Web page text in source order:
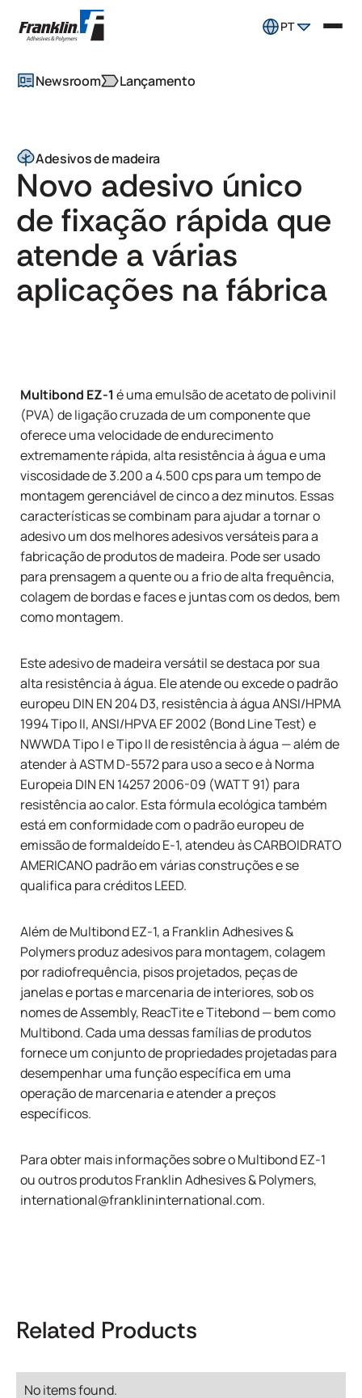
PT
Newsroom Lançamento
Adesivos de madeira
Novo adesivo único
de fixação rápida que
atende a várias
aplicações na fábrica
Multibond EZ-1 é uma emulsão de acetato de polivinil
(PVA) de ligação cruzada de um componente que
oferece uma velocidade de endurecimento
extremamente rápida, alta resistência à água e uma
viscosidade de 3.200 a 4.500 cps para um tempo de
montagem gerenciável de cinco a dez minutos. Essas
características se combinam para ajudar a tornar o
adesivo um dos melhores adesivos versáteis para a
fabricação de produtos de madeira. Pode ser usado
para prensagem a quente ou a frio de alta frequência,
colagem de bordas e faces e juntas com os dedos, bem
como montagem.
Este adesivo de madeira versátil se destaca por sua
alta resistência à água. Ele atende ou excede o padrão
europeu DIN EN 204 D3, resistência à água ANSI/HPMA
1994 Tipo II, ANSI/HPVA EF 2002 (Bond Line Test) e
NWWDA Tipo I e Tipo II de resistência à água — além de
atender à ASTM D-5572 para uso a seco e à Norma
Europeia DIN EN 14257 2006-09 (WATT 91) para
resistência ao calor. Esta fórmula ecológica também
está em conformidade com o padrão europeu de
emissão de formaldeído E-1, atendeu àsCARBOIDRATO
AMERICANO padrão em várias construções e se
qualifica para créditos LEED.
Além deMultibond EZ-1, a Franklin Adhesives &
Polymers produz adesivos para montagem, colagem
por radiofrequência, pisos projetados, peças de
janelas e portas e marcenaria de interiores, sob os
nomes de Assembly, ReacTite e Titebond — bem como
Multibond. Cada uma dessas famílias de produtos
fornece um conjunto de propriedades projetadas para
desempenhar uma função específica em uma
operação de marcenaria e atender a preços
específicos.
Para obter mais informações sobre o Multibond EZ-1
ou outros produtos Franklin Adhesives & Polymers,
international@franklininternational.com.
Related Products
No items found.